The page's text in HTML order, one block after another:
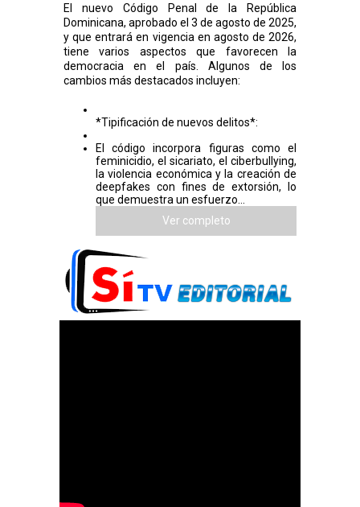
El nuevo Código Penal de la República
Dominicana, aprobado el 3 de agosto de 2025,
y que entrará en vigencia en agosto de 2026,
tiene varios aspectos que favorecen la
democracia en el país. Algunos de los
cambios más destacados incluyen:
*Tipificación de nuevos delitos*:
El código incorpora figuras como el
feminicidio, el sicariato, el ciberbullying,
la violencia económica y la creación de
deepfakes con fines de extorsión, lo
que demuestra un esfuerzo...
Ver completo